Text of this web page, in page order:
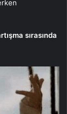
sırasında